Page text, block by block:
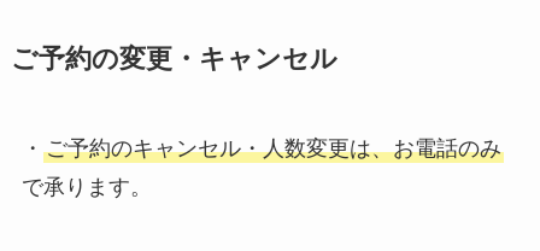
ご予約の変更・キャンセル
・ ご予約のキャンセル・人数変更は、お電話のみ
で承ります。